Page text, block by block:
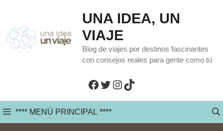
contenido
UNA IDEA, UN
VIAJE
Blog de viajes por destinos fascinantes
con consejos reales para gente como tú
Facebook
Twitter
Instagram
TikTok
**** MENÚ PRINCIPAL ****